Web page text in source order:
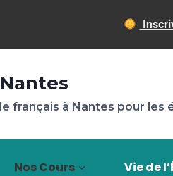
français à Nantes pour les
Nos Cours Vie de